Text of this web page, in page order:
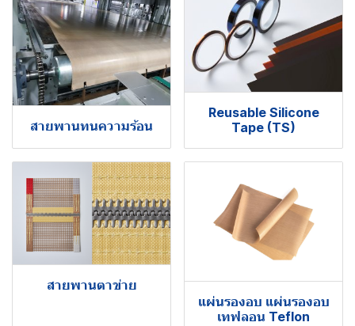
สายพานทนความร้อน
Reusable Silicone
Tape (TS)
สายพานตาข่าย
แผ่นรองอบ แผ่นรองอบ
เทฟลอน Teflon